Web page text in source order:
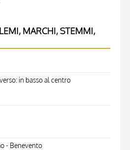
MARCHI, STEMMI,
in basso al centro
- Benevento